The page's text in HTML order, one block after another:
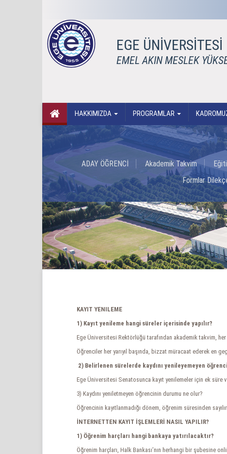
EGE ÜNİVERSİTESİ
EMEL AKIN MESLEK
HAKKIMIZDA PROGRAMLAR
ADAY ÖĞRENCİ Akademik Takvim
Formlar
KAYIT YENILEME
1) Kayıt yenileme hangi süreler içerisinde yapılır?
Ege Üniversitesi Rektörlüğü tarafından akademik takvim,
Öğrenciler her yarıyıl başında, bizzat müracaat ederek en
2) Belirlenen sürelerde kaydını yenileyemeyen
Ege Üniversitesi Senatosunca kayıt yenilemeler için ek süre
3) Kaydını yeniletmeyen öğrencinin durumu ne olur?
Öğrencinin kayıtlanmadığı dönem, öğrenim süresinden
İNTERNETTEN KAYIT İŞLEMLERİ NASIL YAPILIR?
1) Öğrenim harçları hangi bankaya yatırılacaktır?
Öğrenim harçları, Halk Bankası’nın herhangi bir şubesine